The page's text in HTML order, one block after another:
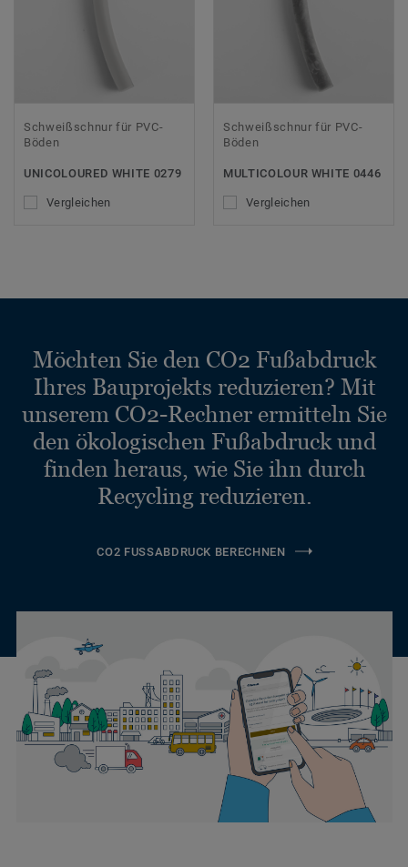
Schweißschnur für PVC-
Böden
UNICOLOURED WHITE 0279
Vergleichen
Schweißschnur für PVC-
Böden
MULTICOLOUR WHITE 0446
Vergleichen
Möchten Sie den CO2 Fußabdruck
Ihres Bauprojekts reduzieren? Mit
unserem CO2-Rechner ermitteln Sie
den ökologischen Fußabdruck und
finden heraus, wie Sie ihn durch
Recycling reduzieren.
CO2 FUSSABDRUCK BERECHNEN